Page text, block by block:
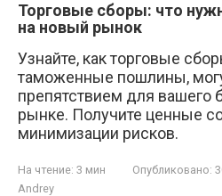
Торговые сборы: что
на новый рынок
Узнайте, как торговые
таможенные пошлины,
препятствием для вашего
рынке. Получите ценные
минимизации рисков.
На чтение: 3 мин Опубликовано:
Andrey